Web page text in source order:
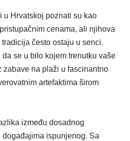
u Hrvatskoj poznati su kao
cenama, ali njihova
često ostaju u senci.
da se u bilo kojem trenutku vaše
zabave na plaži u fascinantno
artefaktima širom
između dosadnog
ispunjenog. Sa